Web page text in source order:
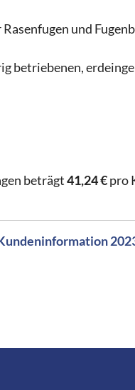
und
betriebenen,
beträgt41,24 €pro